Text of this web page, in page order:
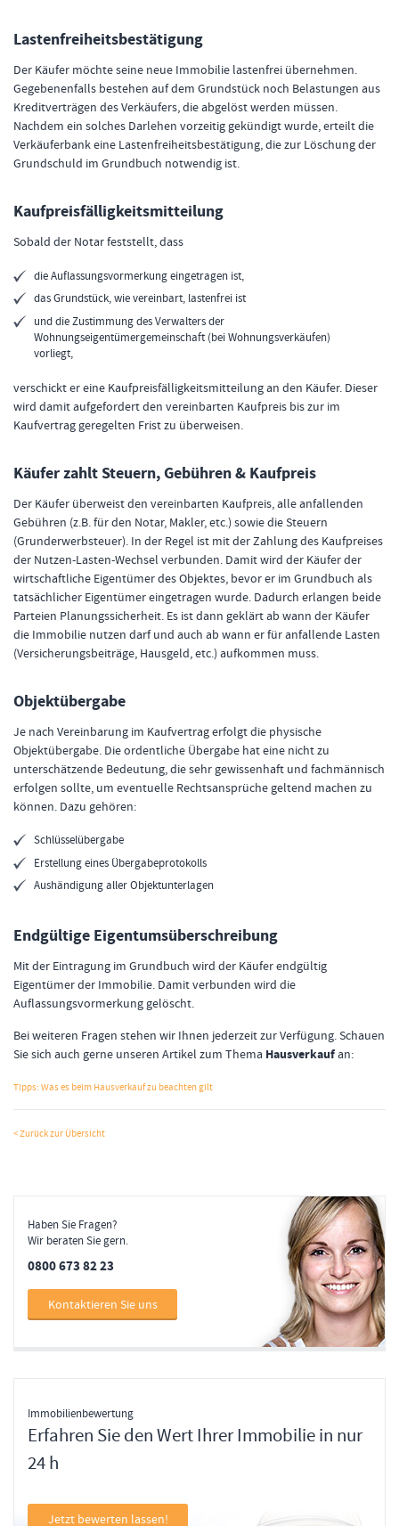
Lastenfreiheitsbestätigung
Der Käufer möchte seine neue Immobilie lastenfrei übernehmen.
Gegebenenfalls bestehen auf dem Grundstück noch Belastungen aus
Kreditverträgen des Verkäufers, die abgelöst werden müssen.
Nachdem ein solches Darlehen vorzeitig gekündigt wurde, erteilt die
Verkäuferbank eine Lastenfreiheitsbestätigung, die zur Löschung der
Grundschuld im Grundbuch notwendig ist.
Kaufpreisfälligkeitsmitteilung
Sobald der Notar feststellt, dass
die Auflassungsvormerkung eingetragen ist,
das Grundstück, wie vereinbart, lastenfrei ist
und die Zustimmung des Verwalters der
Wohnungseigentümergemeinschaft (bei Wohnungsverkäufen)
vorliegt,
verschickt er eine Kaufpreisfälligkeitsmitteilung an den Käufer. Dieser
wird damit aufgefordert den vereinbarten Kaufpreis bis zur im
Kaufvertrag geregelten Frist zu überweisen.
Käufer zahlt Steuern, Gebühren & Kaufpreis
Der Käufer überweist den vereinbarten Kaufpreis, alle anfallenden
Gebühren (z.B. für den Notar, Makler, etc.) sowie die Steuern
(Grunderwerbsteuer). In der Regel ist mit der Zahlung des Kaufpreises
der Nutzen-Lasten-Wechsel verbunden. Damit wird der Käufer der
wirtschaftliche Eigentümer des Objektes, bevor er im Grundbuch als
tatsächlicher Eigentümer eingetragen wurde. Dadurch erlangen beide
Parteien Planungssicherheit. Es ist dann geklärt ab wann der Käufer
die Immobilie nutzen darf und auch ab wann er für anfallende Lasten
(Versicherungsbeiträge, Hausgeld, etc.) aufkommen muss.
Objektübergabe
Je nach Vereinbarung im Kaufvertrag erfolgt die physische
Objektübergabe. Die ordentliche Übergabe hat eine nicht zu
unterschätzende Bedeutung, die sehr gewissenhaft und fachmännisch
erfolgen sollte, um eventuelle Rechtsansprüche geltend machen zu
können. Dazu gehören:
Schlüsselübergabe
Erstellung eines Übergabeprotokolls
Aushändigung aller Objektunterlagen
Endgültige Eigentumsüberschreibung
Mit der Eintragung im Grundbuch wird der Käufer endgültig
Eigentümer der Immobilie. Damit verbunden wird die
Auflassungsvormerkung gelöscht.
Bei weiteren Fragen stehen wir Ihnen jederzeit zur Verfügung. Schauen
Sie sich auch gerne unseren Artikel zum Thema Hausverkaufan:
Tipps: Was es beim Hausverkauf zu beachten gilt
< Zurück zur Übersicht
Haben Sie Fragen?
Wir beraten Sie gern.
0800 673 82 23
Kontaktieren Sie uns
Immobilienbewertung
Erfahren Sie den Wert Ihrer Immobilie in nur
24 h
Jetzt bewerten lassen!